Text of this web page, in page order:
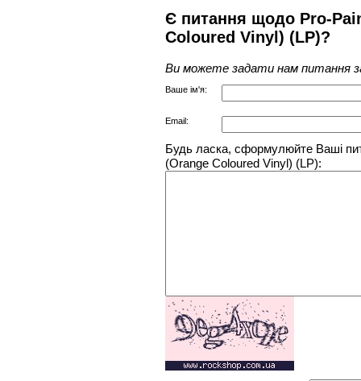
Є питання щодо Pro-
Coloured Vinyl) (LP)?
Ви можете задати нам питання
Ваше ім'я:
Email:
Будь ласка, сформулюйте Ваші
(Orange Coloured Vinyl) (LP):